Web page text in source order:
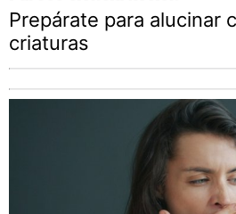
Prepárate para alucinar
criaturas